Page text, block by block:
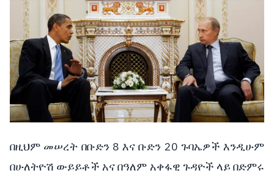
በዚህም መሠረት በቡድን 8 እና ቡድን 20 ጉባኤዎች እንዲሁም
በሁለትዮሽ ውይይቶች አና በዓለም አቀፋዊ ጉዳዮች ላይ በድምሩ